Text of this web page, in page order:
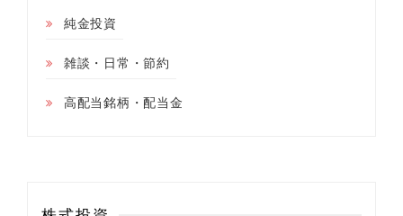
純金投資
雑談・日常・節約
高配当銘柄・配当金